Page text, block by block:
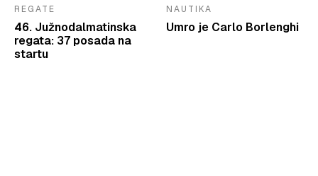
REGATE
46. Južnodalmatinska
regata: 37 posada na
startu
NAUTIKA
Umro je Carlo Borlenghi